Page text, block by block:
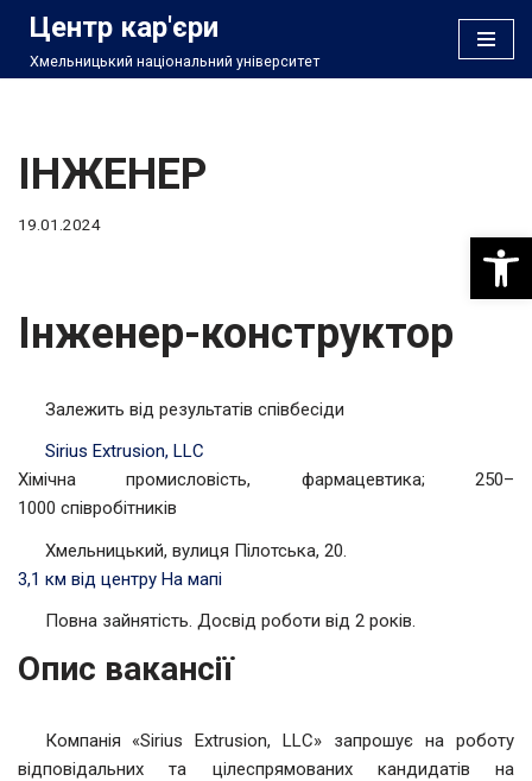
Перейти
Центр кар'єри
Хмельницький національний університет
ІНЖЕНЕР
19.01.2024
Інженер-конструктор
Залежить від результатів співбесіди
Sirius Extrusion, LLC
Хімічна промисловість, фармацевтика; 250–
1000 співробітників
Хмельницький, вулиця Пілотська, 20.
3,1 км від центру На мапі
Повна зайнятість. Досвід роботи від 2 років.
Опис вакансії
Компанія «Sirius Extrusion, LLC» запрошує на роботу
відповідальних та цілеспрямованих кандидатів на